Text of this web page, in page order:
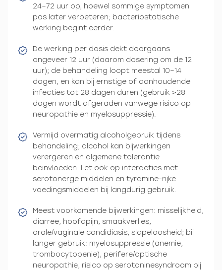
24–72 uur op, hoewel sommige symptomen
pas later verbeteren; bacteriostatische
werking begint eerder.
De werking per dosis dekt doorgaans
ongeveer 12 uur (daarom dosering om de 12
uur); de behandeling loopt meestal 10–14
dagen, en kan bij ernstige of aanhoudende
infecties tot 28 dagen duren (gebruik >28
dagen wordt afgeraden vanwege risico op
neuropathie en myelosuppressie).
Vermijd overmatig alcoholgebruik tijdens
behandeling; alcohol kan bijwerkingen
verergeren en algemene tolerantie
beïnvloeden. Let ook op interacties met
serotonerge middelen en tyramine-rijke
voedingsmiddelen bij langdurig gebruik.
Meest voorkomende bijwerkingen: misselijkheid,
diarree, hoofdpijn, smaakverlies,
orale/vaginale candidiasis, slapeloosheid; bij
langer gebruik: myelosuppressie (anemie,
trombocytopenie), perifere/optische
neuropathie, risico op serotoninesyndroom bij